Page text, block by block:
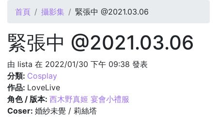
您在這裡
首頁 攝影集 緊張中 @2021.03.06
緊張中 @2021.03.06
由 lista 在 2022/01/30 下午 09:38 發表
分類: Cosplay
作品: LoveLive
角色 / 版本: 西木野真姬 宴會小禮服
Coser: 婚紗未覺 / 莉絲塔